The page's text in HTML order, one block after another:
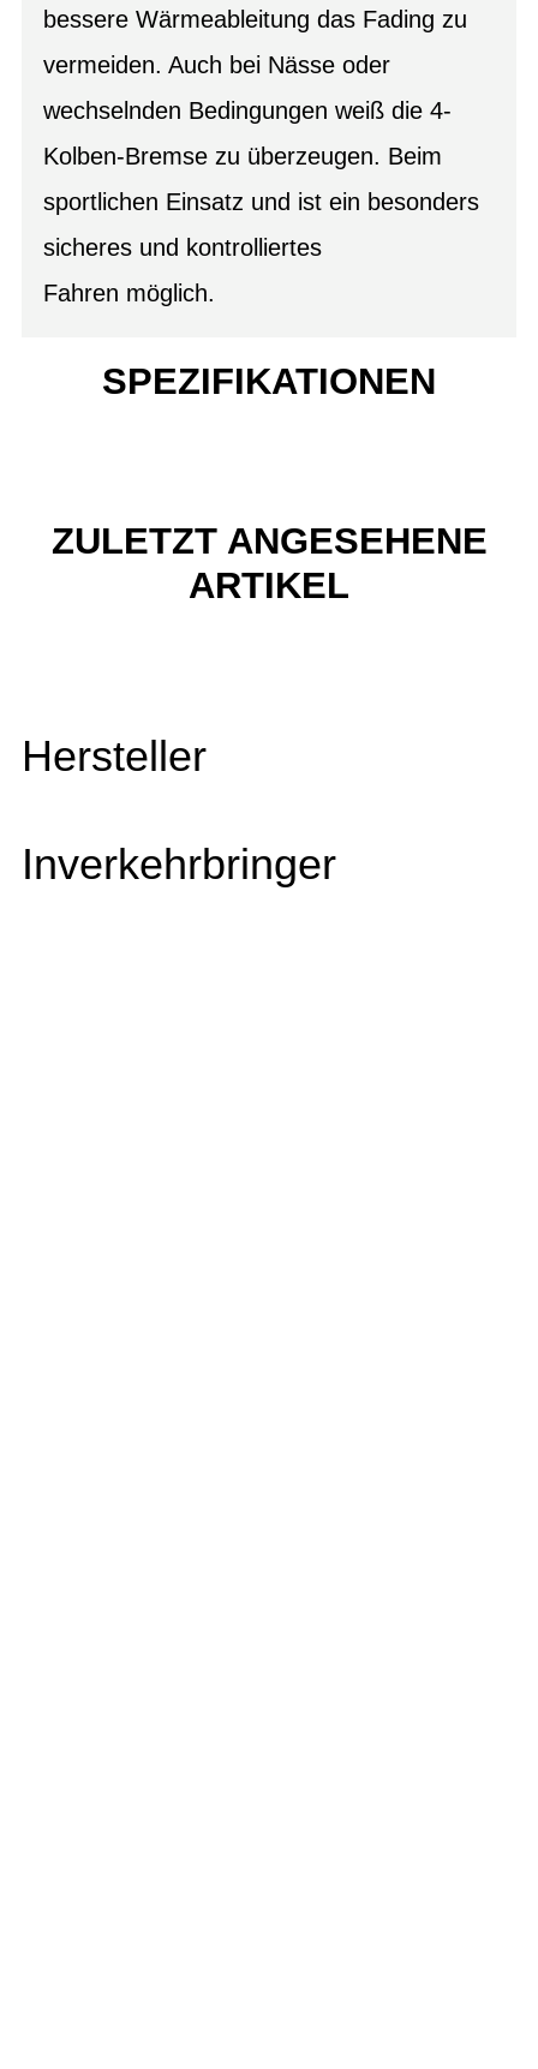
bessere Wärmeableitung das Fading zu
vermeiden. Auch bei Nässe oder
wechselnden Bedingungen weiß die 4-
Kolben-Bremse zu überzeugen. Beim
sportlichen Einsatz und ist ein besonders
sicheres und kontrolliertes
Fahren möglich.
SPEZIFIKATIONEN
ZULETZT ANGESEHENE
ARTIKEL
Hersteller
Inverkehrbringer